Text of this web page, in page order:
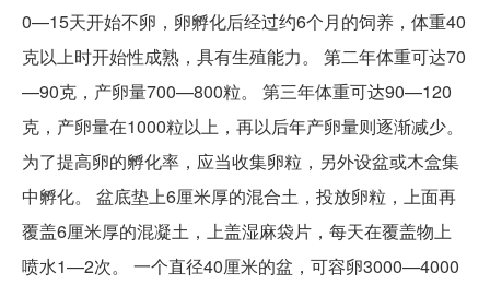
0—15天开始不卵，卵孵化后经过约6个月的饲养，体重40
克以上时开始性成熟，具有生殖能力。 第二年体重可达70
—90克，产卵量700—800粒。 第三年体重可达90—120
克，产卵量在1000粒以上，再以后年产卵量则逐渐减少。
为了提高卵的孵化率，应当收集卵粒，另外设盆或木盒集
中孵化。 盆底垫上6厘米厚的混合土，投放卵粒，上面再
覆盖6厘米厚的混凝土，上盖湿麻袋片，每天在覆盖物上
喷水1—2次。 一个直径40厘米的盆，可容卵3000—4000